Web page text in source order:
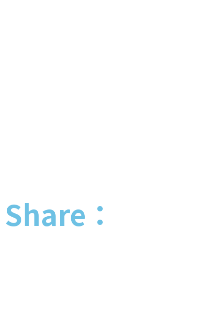
Share：